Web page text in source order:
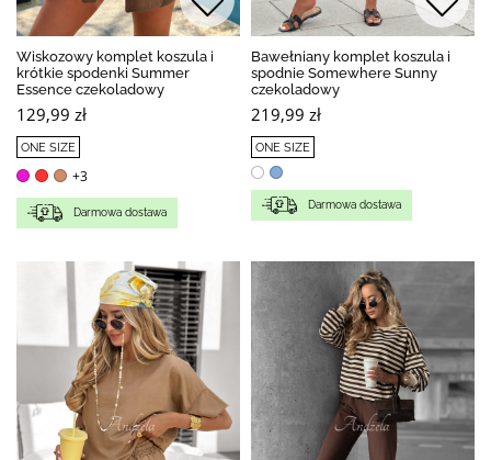
Wiskozowy komplet koszula i
krótkie spodenki Summer
Essence czekoladowy
129,99 zł
ONE SIZE
+3
Darmowa dostawa
Bawełniany komplet koszula i
spodnie Somewhere Sunny
czekoladowy
219,99 zł
ONE SIZE
Darmowa dostawa